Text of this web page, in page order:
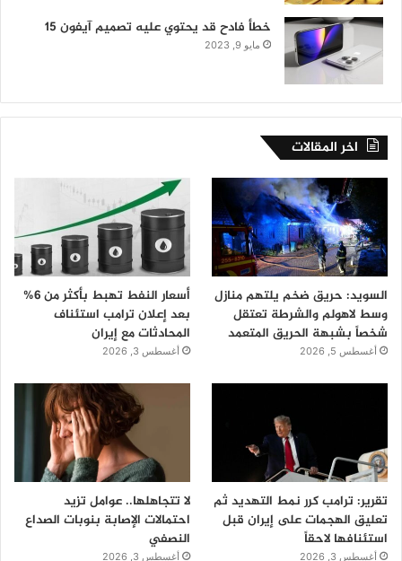
خطأ فادح قد يحتوي عليه تصميم آيفون 15
مايو 9, 2023
اخر المقالات
السويد: حريق ضخم يلتهم منازل
وسط لاهولم والشرطة تعتقل
شخصاً بشبهة الحريق المتعمد
أغسطس 5, 2026
أسعار النفط تهبط بأكثر من 6%
بعد إعلان ترامب استئناف
المحادثات مع إيران
أغسطس 3, 2026
تقرير: ترامب كرر نمط التهديد ثم
تعليق الهجمات على إيران قبل
استئنافها لاحقاً
أغسطس 3, 2026
لا تتجاهلها.. عوامل تزيد
احتمالات الإصابة بنوبات الصداع
النصفي
أغسطس 3, 2026